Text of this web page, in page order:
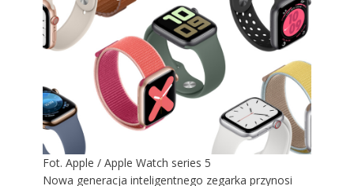
Fot. Apple / Apple Watch series 5
Nowa generacja inteligentnego zegarka przynosi